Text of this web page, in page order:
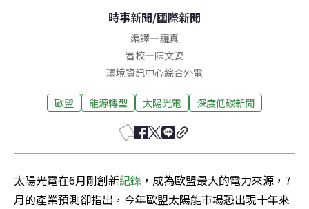
時事新聞/國際新聞
編譯—羅真
審校—陳文姿
環境資訊中心綜合外電
歐盟 能源轉型 太陽光電 深度低碳新聞
太陽光電在6月剛創新紀錄 ，成為歐盟最大的電力來源，7
月的產業預測卻指出，今年歐盟太陽能市場恐出現十年來